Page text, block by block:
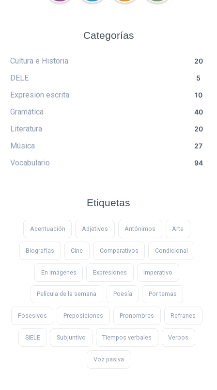
Categorías
Cultura e Historia 20
DELE 5
Expresión escrita 10
Gramática 40
Literatura 20
Música 27
Vocabulario 94
Etiquetas
Acentuación Adjetivos Antónimos Arte
Biografías Cine Comparativos Condicional
En imágenes Expresiones Imperativo
Película de la semana Poesía Por temas
Posesivos Preposiciones Pronombres Refranes
SIELE Subjuntivo Tiempos verbales Verbos
Voz pasiva